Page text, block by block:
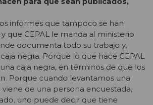
informes que tampoco se han
que CEPAL le manda al ministerio
documenta todo su trabajo y,
negra. Porque lo que hace CEPAL
caja negra, en términos de que los
Porque cuando levantamos una
de una persona encuestada,
uno puede decir que tiene